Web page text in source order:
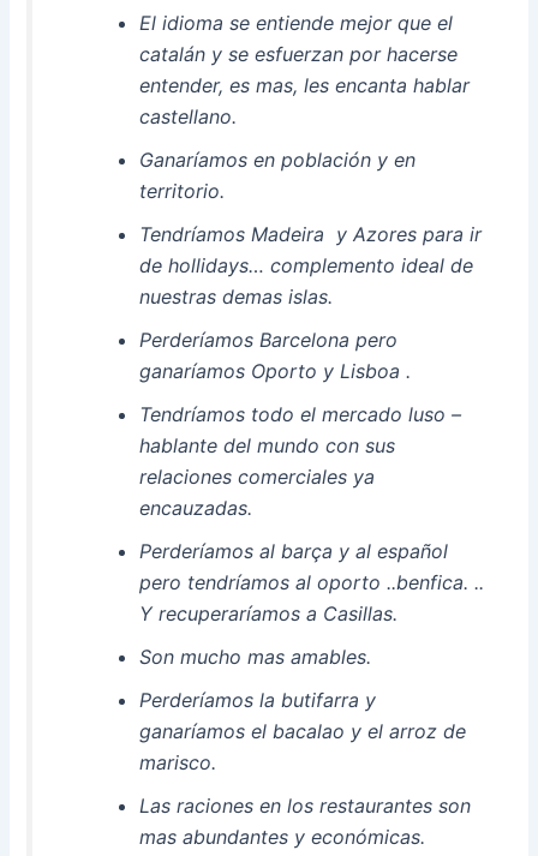
El idioma se entiende mejor que el
catalán y se esfuerzan por hacerse
entender, es mas, les encanta hablar
castellano.
Ganaríamos en población y en
territorio.
Tendríamos Madeira y Azores para ir
de hollidays… complemento ideal de
nuestras demas islas.
Perderíamos Barcelona pero
ganaríamos Oporto y Lisboa .
Tendríamos todo el mercado luso –
hablante del mundo con sus
relaciones comerciales ya
encauzadas.
Perderíamos al barça y al español
pero tendríamos al oporto ..benfica. ..
Y recuperaríamos a Casillas.
Son mucho mas amables.
Perderíamos la butifarra y
ganaríamos el bacalao y el arroz de
marisco.
Las raciones en los restaurantes son
mas abundantes y económicas.